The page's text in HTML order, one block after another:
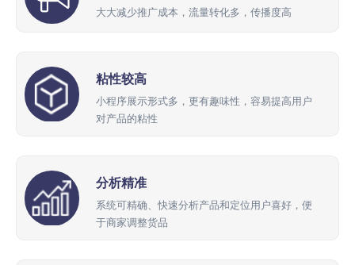
大大减少推广成本，流量转化多，传播度高
粘性较高
小程序展示形式多，更有趣味性，容易提高用户
对产品的粘性
分析精准
系统可精确、快速分析产品和定位用户喜好，便
于商家调整货品